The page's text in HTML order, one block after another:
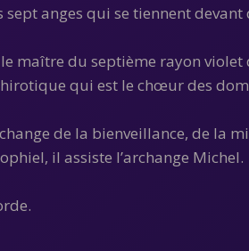
sept anges qui se tiennent devant
maître du septième rayon violet
qui est le chœur des
de la bienveillance, de la
il assiste l’archange Michel.